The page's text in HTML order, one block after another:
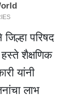
जिल्हा परिषद
हस्ते शैक्षणिक
यांनी
लाभ